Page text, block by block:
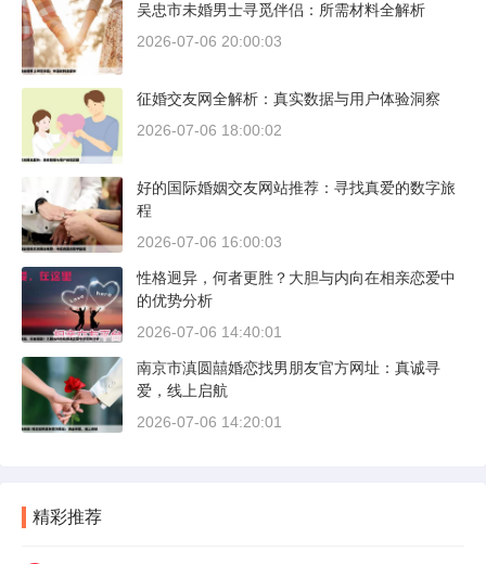
吴忠市未婚男士寻觅伴侣：所需材料全解析
2026-07-06 20:00:03
征婚交友网全解析：真实数据与用户体验洞察
2026-07-06 18:00:02
好的国际婚姻交友网站推荐：寻找真爱的数字旅
程
2026-07-06 16:00:03
性格迥异，何者更胜？大胆与内向在相亲恋爱中
的优势分析
2026-07-06 14:40:01
南京市滇圆囍婚恋找男朋友官方网址：真诚寻
爱，线上启航
2026-07-06 14:20:01
精彩推荐